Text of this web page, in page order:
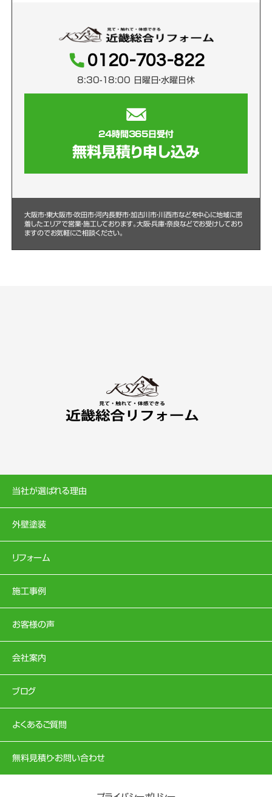
0120-703-822
8:30-18:00 日曜日・水曜日休
24時間365日受付
無料見積り申し込み
大阪市・東大阪市・吹田市・河内長野市・加古川市・川西市などを中心に地域に密
着したエリアで営業・施工しております。大阪・兵庫・奈良などでお受けしており
ますのでお気軽にご相談ください。
当社が選ばれる理由
外壁塗装
リフォーム
施工事例
お客様の声
会社案内
ブログ
よくあるご質問
無料見積り・お問い合わせ